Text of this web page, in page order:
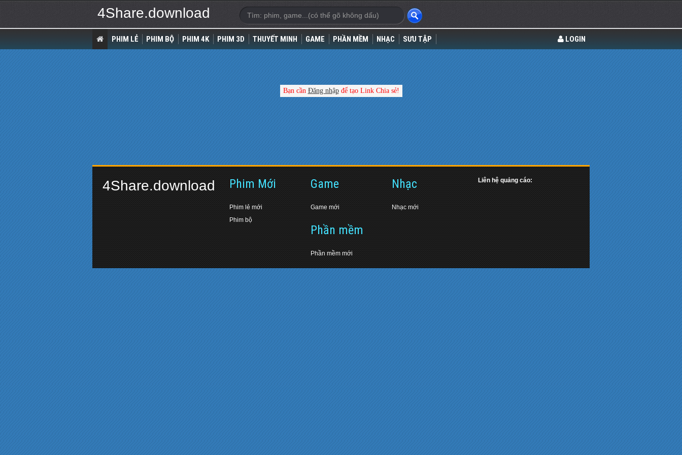
4Share.download
PHIM LẺ PHIM BỘ PHIM 4K PHIM 3D THUYẾT MINH GAME PHẦN MỀM NHẠC SƯU TẬP LOGIN
Bạn cần Đăng nhậpđể tạo Link Chia sẻ!
4Share.download Phim Mới
Phim lẻ mới
Phim bộ
Game
Game mới
Phần mềm
Phần mềm mới
Nhạc
Nhạc mới
Liên hệ quảng cáo: